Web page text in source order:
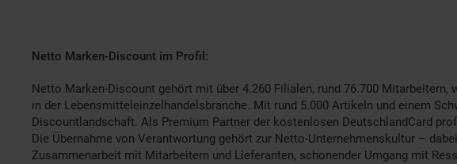
Netto Marken-Discount im Profil:
Netto Marken-Discount gehört mit über 4.260 Filialen, rund 76.700
in der Lebensmitteleinzelhandelsbranche. Mit rund 5.000 Artikeln und einem
Discountlandschaft. Als Premium Partner der kostenlosen DeutschlandCard
Die Übernahme von Verantwortung gehört zur Netto-Unternehmenskultur –
Zusammenarbeit mit Mitarbeitern und Lieferanten, schonender Umgang mit